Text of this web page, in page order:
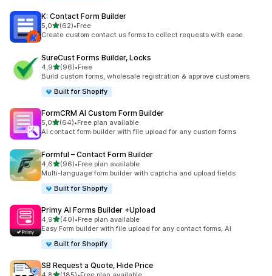
K: Contact Form Builder
5,0z 5 hvězd
(62)
Celkový počet recenzí: 62
•Free
Create custom contact us forms to collect requests with ease.
SureCust Forms Builder, Locks
4,9z 5 hvězd
(96)
Celkový počet recenzí: 96
•Free
Build custom forms, wholesale registration & approve customers
Built for Shopify
FormCRM AI Custom Form Builder
5,0z 5 hvězd
(64)
Celkový počet recenzí: 64
•Free plan available
AI contact form builder with file upload for any custom forms
Formful – Contact Form Builder
4,6z 5 hvězd
(96)
Celkový počet recenzí: 96
•Free plan available
Multi-language form builder with captcha and upload fields
Built for Shopify
Primy AI Forms Builder +Upload
4,9z 5 hvězd
(40)
Celkový počet recenzí: 40
•Free plan available
Easy Form builder with file upload for any contact forms, AI
Built for Shopify
SB Request a Quote, Hide Price
z 5 hvězd